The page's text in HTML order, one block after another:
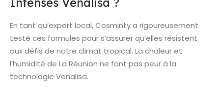
En tant qu’expert local, Cosminty a rigoureusement
testé ces formules pour s’assurer qu’elles résistent
aux défis de notre climat tropical. La chaleur et
l’humidité de La Réunion ne font pas peur à la
technologie Venalisa.